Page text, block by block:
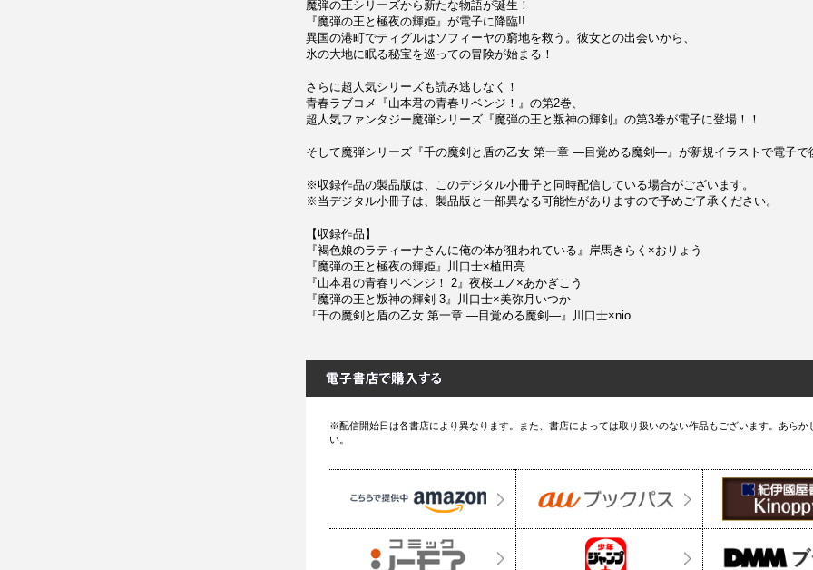
魔弾の王シリーズから新たな物語が誕生！
『魔弾の王と極夜の輝姫』が電子に降臨!!
異国の港町でティグルはソフィーヤの窮地を救う。彼女との出会いから、
氷の大地に眠る秘宝を巡っての冒険が始まる！
さらに超人気シリーズも読み逃しなく！
青春ラブコメ『山本君の青春リベンジ！』の第2巻、
超人気ファンタジー魔弾シリーズ『魔弾の王と叛神の輝剣』の第3巻が電子に登場！！
そして魔弾シリーズ『千の魔剣と盾の乙女 第一章 ―目覚める魔剣―』が新規イラストで電子で
※収録作品の製品版は、このデジタル小冊子と同時配信している場合がございます。
※当デジタル小冊子は、製品版と一部異なる可能性がありますので予めご了承ください。
【収録作品】
『褐色娘のラティーナさんに俺の体が狙われている』岸馬きらく×おりょう
『魔弾の王と極夜の輝姫』川口士×植田亮
『山本君の青春リベンジ！ 2』夜桜ユノ×あかぎこう
『魔弾の王と叛神の輝剣 3』川口士×美弥月いつか
『千の魔剣と盾の乙女 第一章 ―目覚める魔剣―』川口士×nio
※配信開始日は各書店により異なります。また、書店によっては取り扱いのない作品もございます。あらか
い。